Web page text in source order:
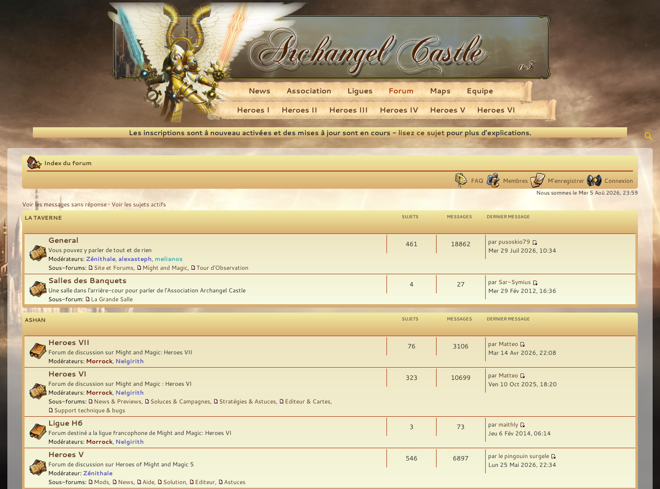
Recherche
Heroes I Heroes II Heroes III Heroes IV Heroes V Heroes VI
News Association Ligues Forum Maps Equipe
Les inscriptions sont à nouveau activées et des mises à jour sont en cours -lisez ce sujetpour plus d'explications.
Index du forum
FAQ Membres M’enregistrer Connexion
Nous sommes le Mer 5 Aoû 2026, 23:59
Voir les messages sans réponse • Voir les sujets actifs
LA TAVERNE SUJETS MESSAGES DERNIER MESSAGE
General
Vous pouvez y parler de tout et de rien
Modérateurs: Zénithale alexasteph melianos
Sous-forums:
Site et Forums Might and Magic Tour d'Observation
461 18862 par pusoskio79
Mer 29 Juil 2026, 10:34
Salles des Banquets
Une salle dans l'arrière-cour pour parler de l'Association Archangel Castle
Sous-forum:
La Grande Salle
4 27 par Sar-Symius
Mer 29 Fév 2012, 16:36
ASHAN SUJETS MESSAGES DERNIER MESSAGE
Heroes VII
Forum de discussion sur Might and Magic: Heroes VII
Modérateurs: Morrock Nelgirith
76 3106 par Matteo
Mar 14 Avr 2026, 22:08
Heroes VI
Forum de discussion sur Might and Magic : Heroes VI
Modérateurs: Morrock Nelgirith
Sous-forums:
News & Previews Soluces & Campagnes Stratégies & Astuces Editeur & Cartes
Support technique & bugs
323 10699 par Matteo
Ven 10 Oct 2025, 18:20
Ligue H6
Forum destiné a la ligue francophone de Might and Magic: Heroes VI
Modérateurs: Morrock Nelgirith
3 73 par maithly
Jeu 6 Fév 2014, 06:14
Heroes V
Forum de discussion sur Heroes of Might and Magic 5
Modérateur: Zénithale
Sous-forums:
Mods News Aide Solution Editeur Astuces
546 6897 par le pingouin surgele
Lun 25 Mai 2026, 22:34